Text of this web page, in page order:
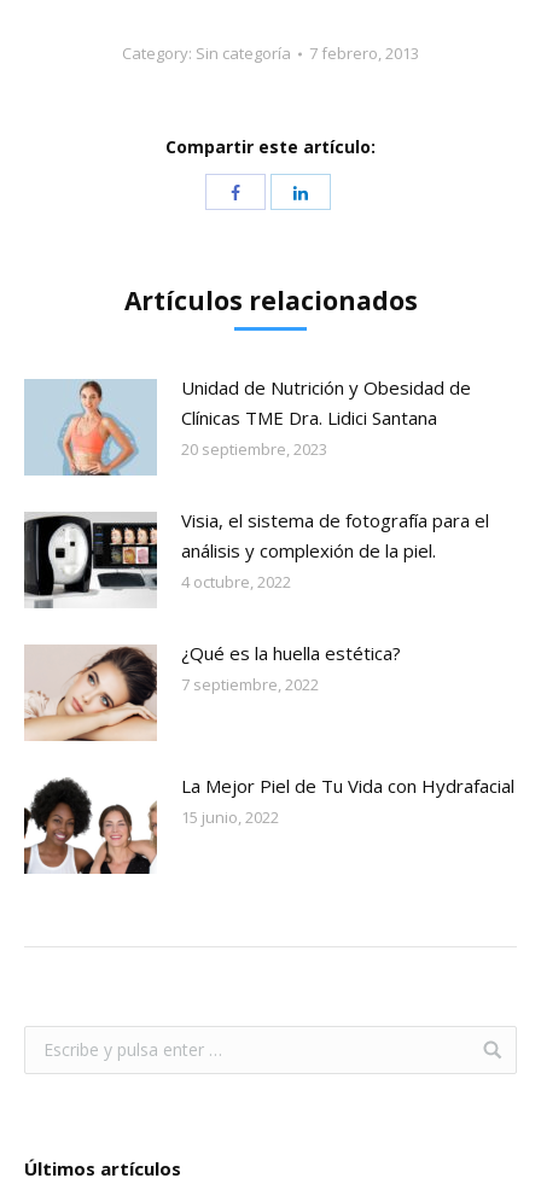
Category: Sin categoría 7 febrero, 2013
Compartir este artículo:
Artículos relacionados
Unidad de Nutrición y Obesidad de
Clínicas TME Dra. Lidici Santana
20 septiembre, 2023
Visia, el sistema de fotografía para el
análisis y complexión de la piel.
4 octubre, 2022
¿Qué es la huella estética?
7 septiembre, 2022
La Mejor Piel de Tu Vida con Hydrafacial
15 junio, 2022
Últimos artículos